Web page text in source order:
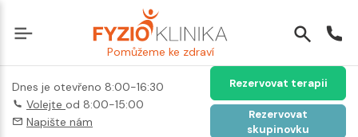
Pomůžeme ke zdraví
Dnes je otevřeno 8:00-16:30
Volejte od 8:00-15:00
Napište nám
Rezervovat terapii
Rezervovat
skupinovku